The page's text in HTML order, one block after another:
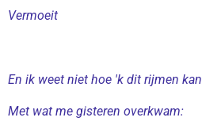
Vermoeit
En ik weet niet hoe 'k dit rijmen kan
Met wat me gisteren overkwam: